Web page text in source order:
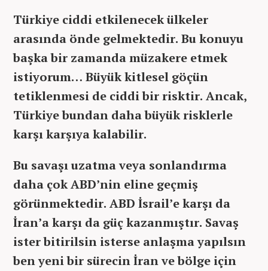
Türkiye ciddi etkilenecek ülkeler
arasında önde gelmektedir. Bu konuyu
başka bir zamanda müzakere etmek
istiyorum… Büyük kitlesel göçün
tetiklenmesi de ciddi bir risktir. Ancak,
Türkiye bundan daha büyük risklerle
karşı karşıya kalabilir.
Bu savaşı uzatma veya sonlandırma
daha çok ABD’nin eline geçmiş
görünmektedir. ABD İsrail’e karşı da
İran’a karşı da güç kazanmıştır. Savaş
ister bitirilsin isterse anlaşma yapılsın
ben yeni bir sürecin İran ve bölge için